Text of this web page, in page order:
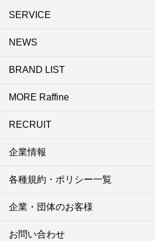
SERVICE
初めての方へ
店舗検索
キャンペーン
ラフィネ マルシェ（通販サイト）
WEB予約
よくある質問（Q&A）
サイトマップ
NEWS
ニュース一覧
お知らせ
オープン
クローズ
リニューアル
その他
BRAND LIST
ブランド一覧
ラフィネ
グランラフィネ
バダンバルー
ラフィネプリュス
プチラフィネ
整体ナチュラルボディ
トータルセラピー
フットデザイン
REFLE（リフレ）
Raffine TOKYO
ラフィネ ランニングスタイル
MORE Raffine
MORE Raffine
ラフィネのこだわり
ラフィネのひみつ
お得で便利なサービス
ラフィネギフト
ラフィネグループアスリート
RECRUIT
セラピスト採用
新卒採用
研修サイト
NOWON!!
企業情報
各種規約・ポリシー一覧
企業・団体のお客様
お問い合わせ